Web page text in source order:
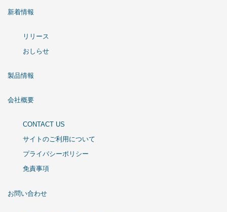
新着情報
リリース
おしらせ
製品情報
会社概要
CONTACT US
サイトのご利用について
プライバシーポリシー
免責事項
お問い合わせ